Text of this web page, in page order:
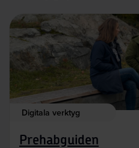
Digitala verktyg
Prehabguiden